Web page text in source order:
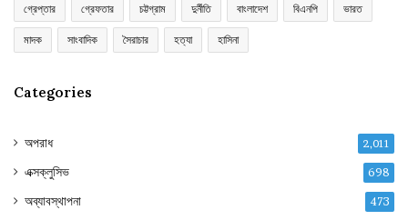
গ্রেপ্তার গ্রেফতার চট্টগ্রাম দুর্নীতি বাংলাদেশ বিএনপি ভারত
মাদক সাংবাদিক সৈরাচার হত্যা হাসিনা
Categories
অপরাধ 2,011
এক্সক্লুসিভ 698
অব্যাবস্থাপনা 473